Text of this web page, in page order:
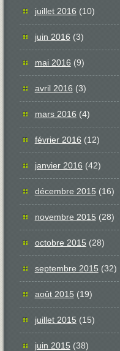
juillet 2016 (10)
juin 2016 (3)
mai 2016 (9)
avril 2016 (3)
mars 2016 (4)
février 2016 (12)
janvier 2016 (42)
décembre 2015(16)
novembre 2015(28)
octobre 2015(28)
septembre 2015(32)
août 2015(19)
juillet 2015(15)
juin 2015(38)